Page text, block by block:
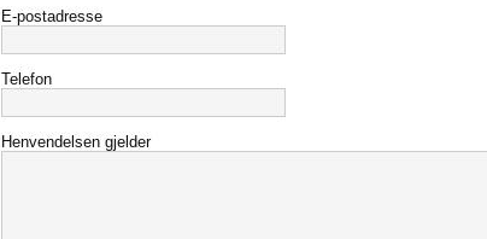
E-postadresse
Telefon
Henvendelsen gjelder